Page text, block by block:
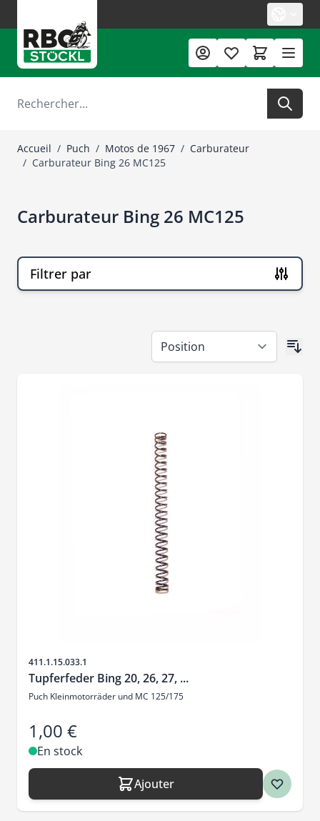
Rechercher
Accueil / Puch / Motos de 1967 / Carburateur
/ Carburateur Bing 26 MC125
Carburateur Bing 26 MC125
Filtrer par
SKU
411.1.15.033.1
Tupferfeder Bing 20, 26, 27, ...
Puch Kleinmotorräder und MC 125/175
1,00 €
En stock
Ajouter